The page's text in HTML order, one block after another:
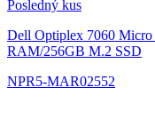
Posledný kus
Dell Optiplex 7060 Micro
RAM/256GB M.2 SSD
NPR5-MAR02552